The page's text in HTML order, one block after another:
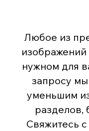
Любое из
нужном для
запросу
уменьшим
разделов,
Свяжитесь